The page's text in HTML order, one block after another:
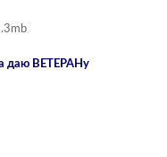
даю ВЕТЕРАНу